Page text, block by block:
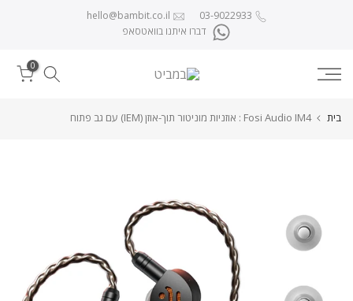
03-9022933
hello@bambit.co.il
דברו איתנו בוואטסאפ
0
בית Fosi Audio IM4 : אוזניות מוניטור תוך-אוזן (IEM) עם גב פתוח